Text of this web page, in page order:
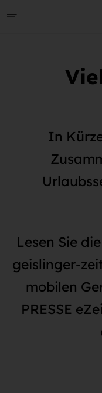
In
Lesen Sie
geislinger-
mobilen
PRESSE